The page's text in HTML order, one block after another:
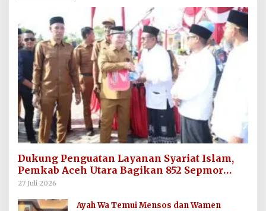
Dukung Penguatan Layanan Syariat Islam,
Pemkab Aceh Utara Bagikan 852 Sepmor
untuk Imum Gampong
27 Juli 2026
Ayah Wa Temui Mensos dan Wamen